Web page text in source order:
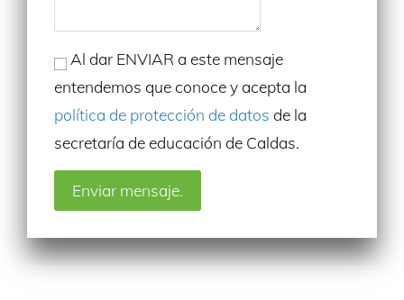
Al dar ENVIAR a este mensaje
entendemos que conoce y acepta la
política de protección de datos de la
secretaría de educación de Caldas.
Enviar mensaje.